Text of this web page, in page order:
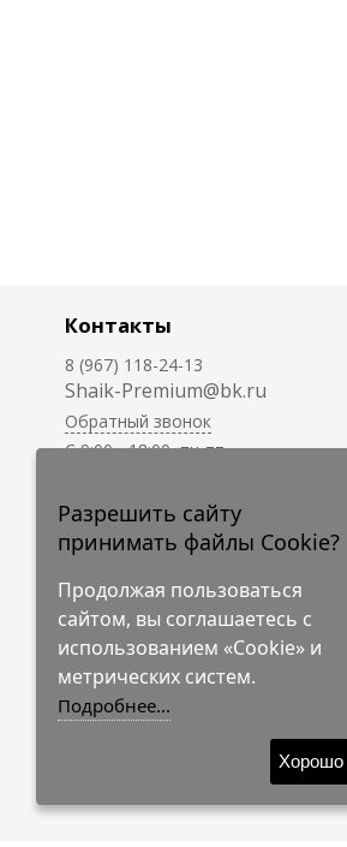
Контакты
8 (967) 118-24-13
Shaik-Premium@bk.ru
Обратный звонок
C 9:00 - 18:00, пн-пт
круглосуточно.
© 2009-2026 Shaik-Premium
Разрешить сайту
принимать файлы Cookie?
Продолжая пользоваться
сайтом, вы соглашаетесь с
использованием «Cookie» и
метрических систем.
Подробнее...
Хорошо